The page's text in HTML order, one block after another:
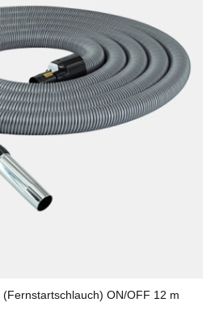
(Fernstartschlauch) ON/OFF 12 m